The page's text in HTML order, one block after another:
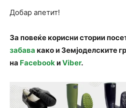
Добар апетит!
За повеќе корисни стории
забава како и Земјоделските
на FacebookиViber.